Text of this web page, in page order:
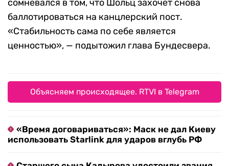
сомневался в том, что Шольц захочет снова
баллотироваться на канцлерский пост.
«Стабильность сама по себе является
ценностью», — подытожил глава Бундесвера.
Объясняем происходящее. RTVI в Telegram
«Время договариваться»: Маск не дал Киеву
использовать Starlink для ударов вглубь РФ